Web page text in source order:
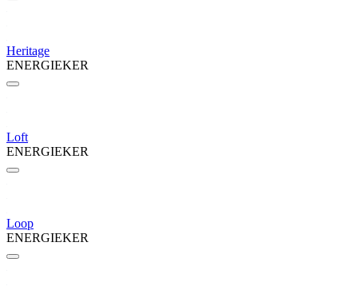
Heritage
ENERGIEKER
Loft
ENERGIEKER
Loop
ENERGIEKER